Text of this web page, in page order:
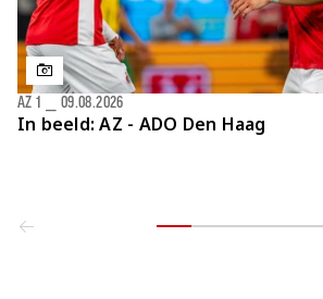
In beeld: AZ - ADO Den Haag
AZ 1 09.08.2026